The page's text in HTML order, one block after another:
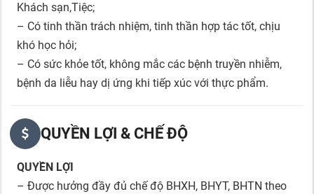
Khách sạn,Tiệc;
– Có tinh thần trách nhiệm, tinh thần hợp tác tốt, chịu
khó học hỏi;
– Có sức khỏe tốt, không mắc các bệnh truyền nhiễm,
bệnh da liễu hay dị ứng khi tiếp xúc với thực phẩm.
QUYỀN LỢI & CHẾ ĐỘ
QUYỀN LỢI
– Được hưởng đầy đủ chế độ BHXH, BHYT, BHTN theo